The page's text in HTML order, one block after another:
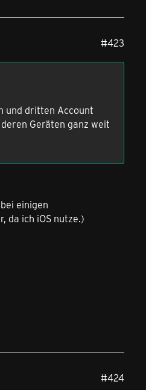
#423
und dritten Account
Geräten ganz weit
einigen
da ich iOS nutze.)
#424